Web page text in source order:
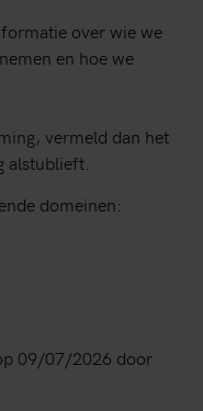
over wie we
en hoe we
vermeld dan het
alstublieft.
domeinen:
09/07/2026 door